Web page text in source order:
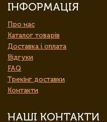
ІНФОРМАЦІЯ
Про нас
Каталог товарів
Доставка і оплата
Відгуки
FAQ
Трекінг доставки
Контакти
НАШІ КОНТАКТИ